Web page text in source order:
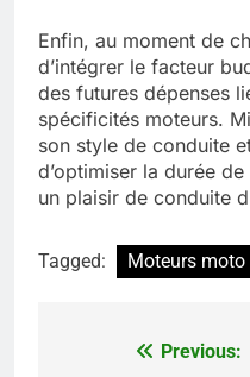
Enfin, au moment de
d’intégrer le facteur
des futures dépenses
spécificités moteurs.
son style de conduite
d’optimiser la durée
un plaisir de conduite
Tagged: Moteurs moto
NavigationPrevious: